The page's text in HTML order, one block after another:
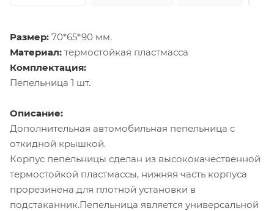
Размер: 70*65*90 мм.
Материал: термостойкая пластмасса
Комплектация:
Пепельница 1 шт.
Описание:
Дополнительная автомобильная пепельница с
откидной крышкой.
Корпус пепельницы сделан из высококачественной
термостойкой пластмассы, нижняя часть корпуса
прорезинена для плотной установки в
подстаканник.Пепельница является универсальной